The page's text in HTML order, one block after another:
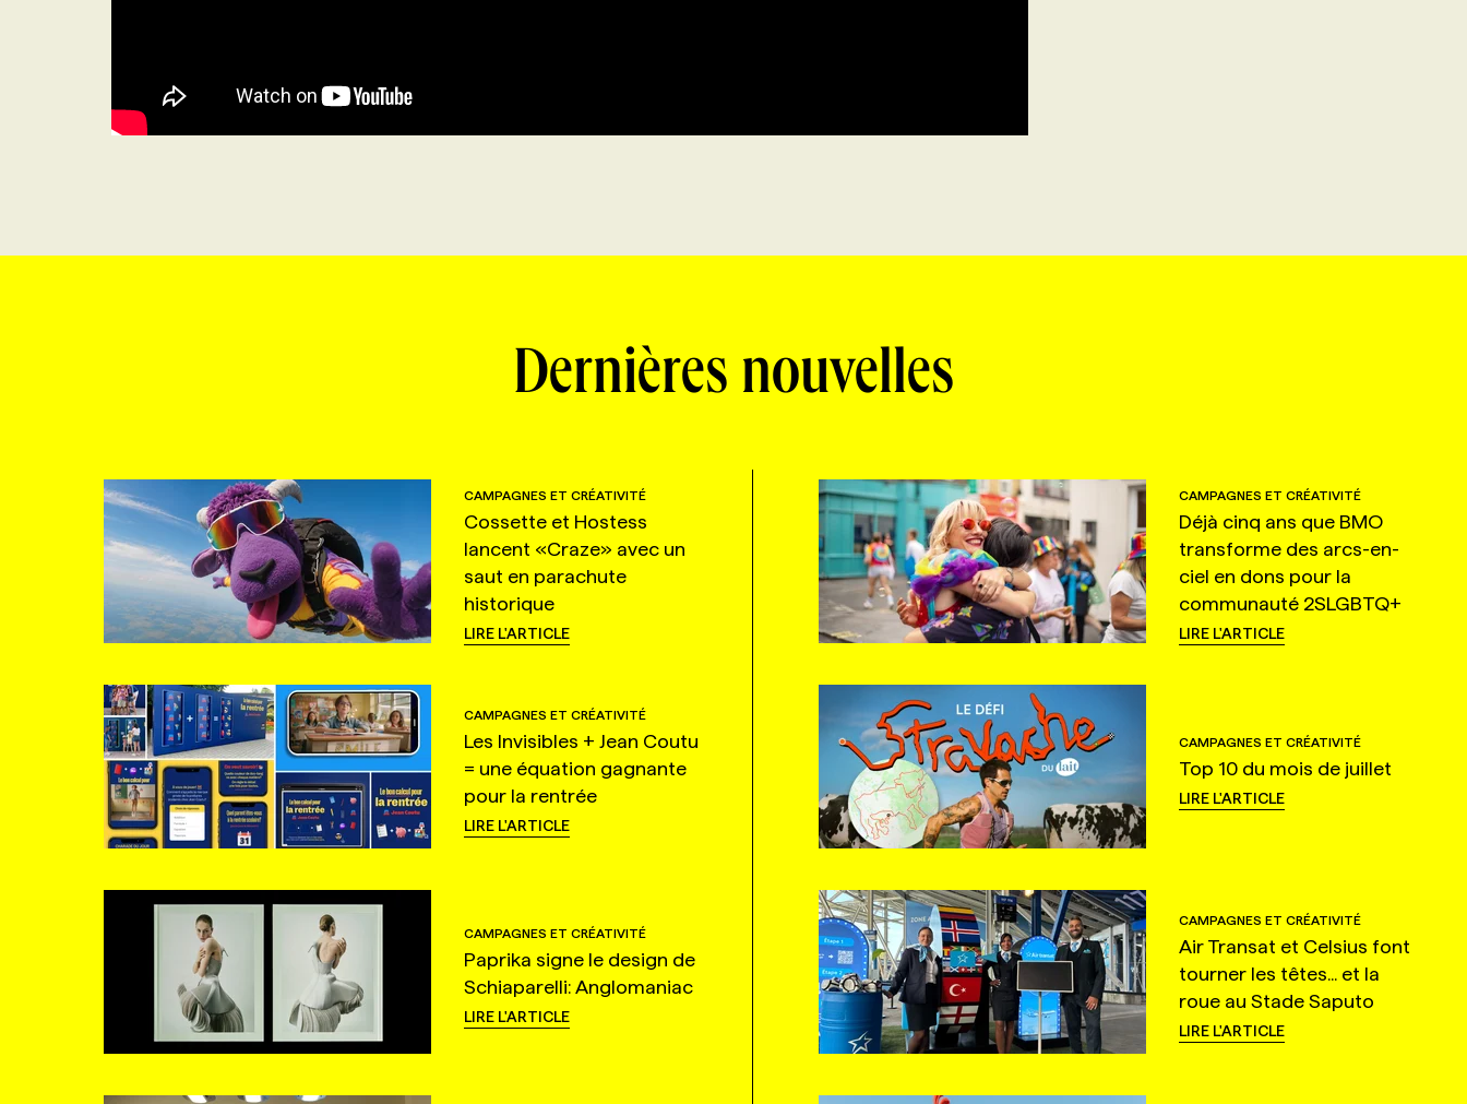
Dernières nouvelles
CAMPAGNES ET CRÉATIVITÉ
Cossette et Hostess
lancent «Craze» avec un
saut en parachute
historique
LIRE L'ARTICLE
CAMPAGNES ET CRÉATIVITÉ
Déjà cinq ans que BMO
transforme des arcs-en-
ciel en dons pour la
communauté 2SLGBTQ+
LIRE L'ARTICLE
CAMPAGNES ET CRÉATIVITÉ
Les Invisibles + Jean Coutu
= une équation gagnante
pour la rentrée
LIRE L'ARTICLE
CAMPAGNES ET CRÉATIVITÉ
Top 10 du mois de juillet
LIRE L'ARTICLE
CAMPAGNES ET CRÉATIVITÉ
Paprika signe le design de
Schiaparelli: Anglomaniac
LIRE L'ARTICLE
CAMPAGNES ET CRÉATIVITÉ
Air Transat et Celsius font
tourner les têtes... et la
roue au Stade Saputo
LIRE L'ARTICLE